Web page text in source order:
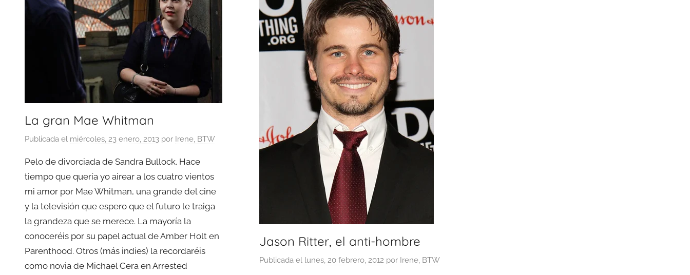
La gran Mae Whitman
Publicada el miércoles, 23 enero, 2013 por Irene, BTW
Pelo de divorciada de Sandra Bullock. Hace
tiempo que quería yo airear a los cuatro vientos
mi amor por Mae Whitman, una grande del cine
y la televisión que espero que el futuro le traiga
la grandeza que se merece. La mayoría la
conoceréis por su papel actual de Amber Holt en
Parenthood. Otros (más indies) la recordaréis
como novia de Michael Cera en Arrested
Jason Ritter, el anti-hombre
Publicada el lunes, 20 febrero, 2012 por Irene, BTW